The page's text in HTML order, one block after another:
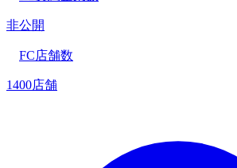
非公開
FC店舗数
1400店舗